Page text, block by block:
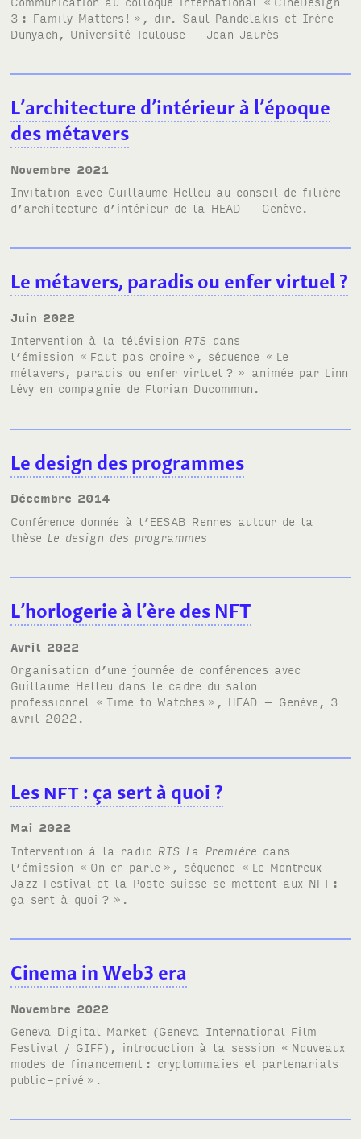
3 : Family Matters! », dir. Saul Pandelakis et Irène
Dunyach, Université Toulouse – Jean Jaurès
L’architecture d’intérieur à l’époque
des métavers
novembre 2021
Invitation avec Guillaume Helleu au conseil de filière
d’architecture d’intérieur de la HEAD – Genève.
Le métavers, paradis ou enfer virtuel?
juin 2022
Intervention à la télévision RTS dans
l’émission « Faut pas croire », séquence « Le
métavers, paradis ou enfer virtuel ? » animée par Linn
Lévy en compagnie de Florian Ducommun.
Le design des programmes
décembre 2014
Conférence donnée à l’EESAB Rennes autour de la
thèse Le design des programmes
L’horlogerie à l’ère des NFT
avril 2022
Organisation d’une journée de conférences avec
Guillaume Helleu dans le cadre du salon
professionnel « Time to Watches », HEAD – Genève, 3
avril 2022.
LesNFT: ça sert à quoi ?
mai 2022
Intervention à la radio RTS La Première dans
l’émission « On en parle », séquence « Le Montreux
Jazz Festival et la Poste suisse se mettent aux NFT :
ça sert à quoi ? ».
Cinema in Web3 era
novembre 2022
Geneva Digital Market (Geneva International Film
Festival / GIFF), introduction à la session « Nouveaux
modes de financement : cryptommaies et partenariats
public-privé » .